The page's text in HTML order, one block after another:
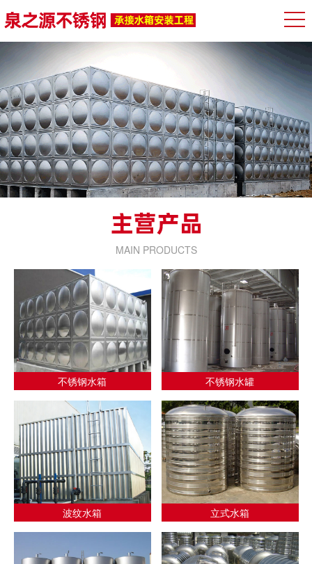
MAIN PRODUCTS
不锈钢水箱 不锈钢水罐
波纹水箱 立式水箱